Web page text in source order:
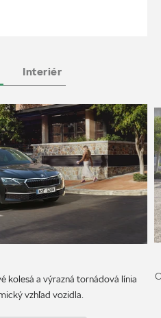
Interiér
kolesá a výrazná tornádová línia
vzhľad vozidla.